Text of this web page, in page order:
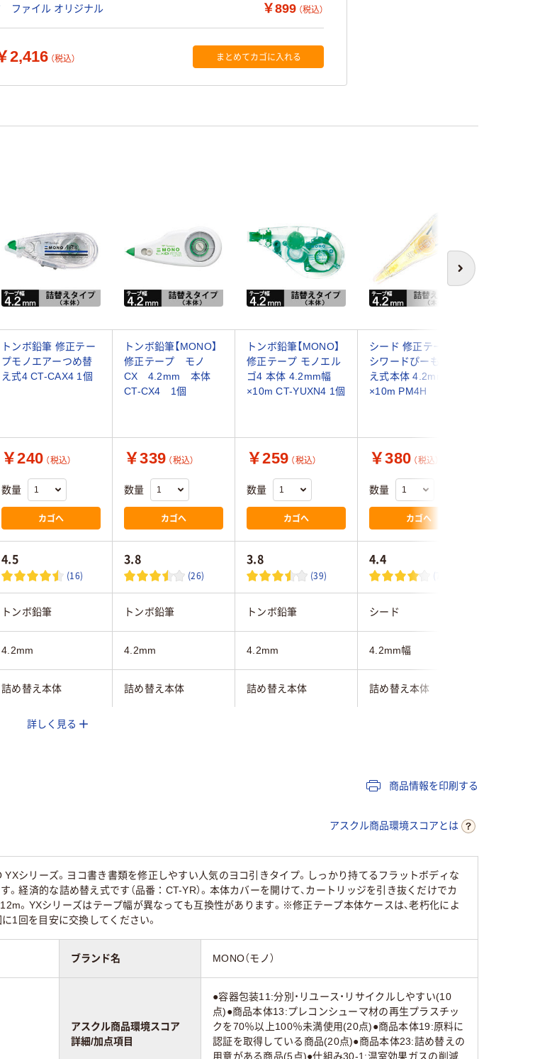
ファイル オリジナル
￥899 （税込）
2,416 （税込） まとめてカゴに入れる
次へ
トンボ鉛筆 修正テー
プモノエアーつめ替
え式4 CT-CAX4 1個
トンボ鉛筆【MONO】
修正テープ モノ
CX 4.2mm 本体
CT-CX4 1個
トンボ鉛筆【MONO】
修正テープ モノエル
ゴ4 本体 4.2mm幅
×10m CT-YUXN4 1個
シード 修正テープ ケ
シワードぴーも詰替
え式本体 4.2mm幅
×10m PM4H
￥240 （税込）
数量
カゴへ
￥339 （税込）
数量
カゴへ
￥259 （税込）
数量
カゴへ
￥380 （税込）
数量
カゴへ
4.5
(16)
3.8
(26)
3.8
(39)
4.4
(7)
トンボ鉛筆 トンボ鉛筆 トンボ鉛筆 シード
4.2mm 4.2mm 4.2mm 4.2mm幅
詰め替え本体 詰め替え本体 詰め替え本体 詰め替え本体
詳しく見る
商品情報を印刷する
アスクル商品環境スコアとは
YXシリーズ。ヨコ書き書類を修正しやすい人気のヨコ引きタイプ。しっかり持てるフラットボディな
。経済的な詰め替え式です（品番：CT-YR）。本体カバーを開けて、カートリッジを引き抜くだけでカ
。YXシリーズはテープ幅が異なっても互換性があります。※修正テープ本体ケースは、老朽化によ
1回を目安に交換してください。
ブランド名 MONO（モノ）
アスクル商品環境スコア
詳細/加点項目
●容器包装11:分別・リユース・リサイクルしやすい(10
点)●商品本体13:プレコンシューマ材の再生プラスチッ
クを70％以上100％未満使用(20点)●商品本体19:原料に
認証を取得している商品(20点)●商品本体23:詰め替えの
用意がある商品(5点)●仕組み30-1:温室効果ガスの削減